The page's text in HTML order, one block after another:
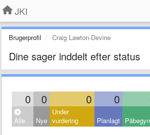
JKI
Brugerprofil Craig Lawton-Devine
Dine sager inddelt efter status
0 0 0 0
Alle Nye
Under
vurdering
Planlagt